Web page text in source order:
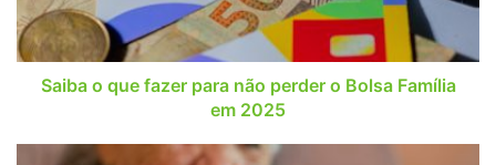
perder
o
Bolsa
FamíliaSaiba o que fazer para não perder o Bolsa Família
em 2025
CATÁSTROFE!